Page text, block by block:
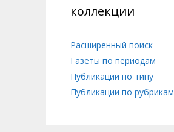
коллекции
Расширенный поиск
Газеты по периодам
Публикации по типу
Публикации по рубрикам